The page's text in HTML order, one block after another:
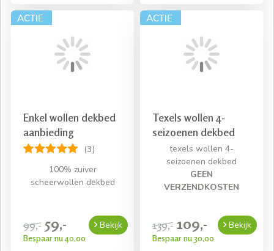
Enkel wollen dekbed
aanbieding
(3)
100% zuiver
scheerwollen dekbed
99,- 59,-
Bespaar nu 40,00
Bekijk
Texels wollen 4-
seizoenen dekbed
texels wollen 4-
seizoenen dekbed
GEEN
VERZENDKOSTEN
139,- 109,-
Bespaar nu 30,00
Bekijk